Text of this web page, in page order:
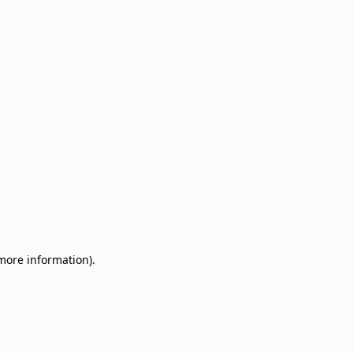
information).